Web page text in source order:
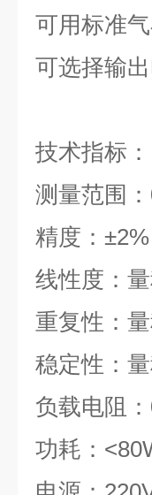
可用标准
可选择输
技术指标：
测量范围
精度：±2%
线性度：
重复性：
稳定性：
负载电阻
功耗：